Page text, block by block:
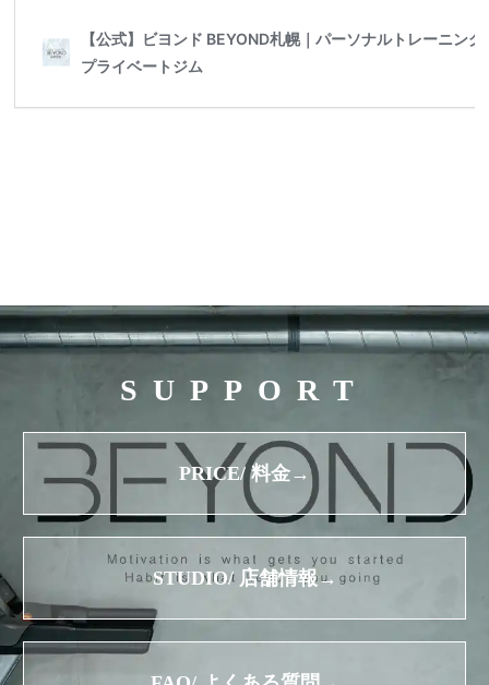
SUPPORT
PRICE/ 料金→
STUDIO/ 店舗情報→